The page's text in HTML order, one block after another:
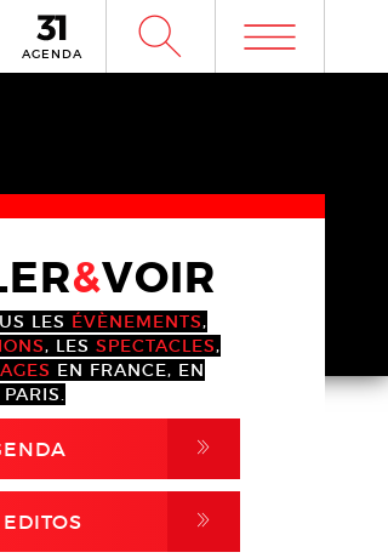
AGENDA W m
&VOIR
LES ÉVÈNEMENTS,
, LES SPECTACLES,
EN FRANCE, EN
,
,